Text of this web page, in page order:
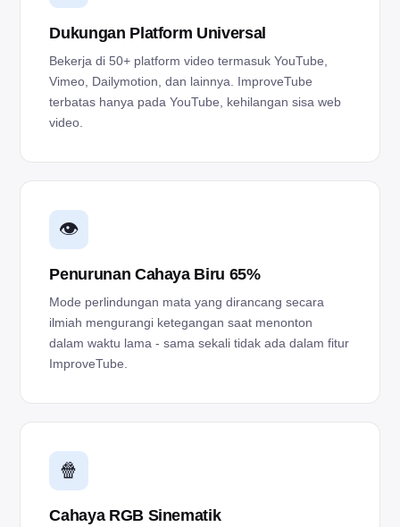
Dukungan Platform Universal
Bekerja di 50+ platform video termasuk YouTube,
Vimeo, Dailymotion, dan lainnya. ImproveTube
terbatas hanya pada YouTube, kehilangan sisa web
video.
👁️
Penurunan Cahaya Biru 65%
Mode perlindungan mata yang dirancang secara
ilmiah mengurangi ketegangan saat menonton
dalam waktu lama - sama sekali tidak ada dalam fitur
ImproveTube.
🍿
Cahaya RGB Sinematik